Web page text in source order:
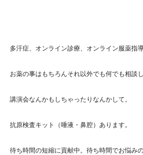
多汗症、オンライン診療、オンライン服薬指
お薬の事はもちろんそれ以外でも何でも相談
講演会なんかもしちゃったりなんかして。
抗原検査キット（唾液・鼻腔）あります。
待ち時間の短縮に貢献中。待ち時間でお悩み